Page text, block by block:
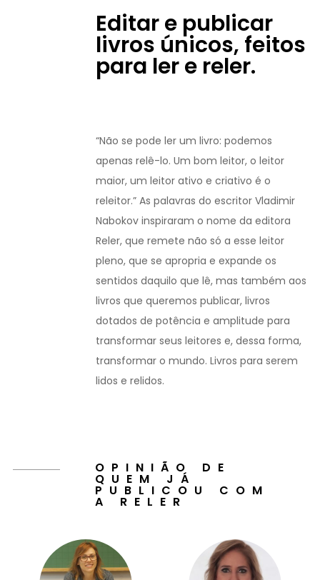
Editar e publicar
livros únicos, feitos
para ler e reler.
“Não se pode ler um livro: podemos
apenas relê-lo. Um bom leitor, o leitor
maior, um leitor ativo e criativo é o
releitor.” As palavras do escritor Vladimir
Nabokov inspiraram o nome da editora
Reler, que remete não só a esse leitor
pleno, que se apropria e expande os
sentidos daquilo que lê, mas também aos
livros que queremos publicar, livros
dotados de potência e amplitude para
transformar seus leitores e, dessa forma,
transformar o mundo. Livros para serem
lidos e relidos.
OPINIÃO DE
QUEM JÁ
PUBLICOU COM
A RELER